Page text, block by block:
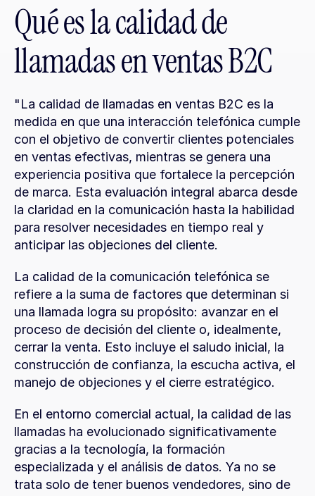
Qué es la calidad de
llamadas en ventas B2C
"La calidad de llamadas en ventas B2C es la
medida en que una interacción telefónica cumple
con el objetivo de convertir clientes potenciales
en ventas efectivas, mientras se genera una
experiencia positiva que fortalece la percepción
de marca. Esta evaluación integral abarca desde
la claridad en la comunicación hasta la habilidad
para resolver necesidades en tiempo real y
anticipar las objeciones del cliente.
La calidad de la comunicación telefónica se
refiere a la suma de factores que determinan si
una llamada logra su propósito: avanzar en el
proceso de decisión del cliente o, idealmente,
cerrar la venta. Esto incluye el saludo inicial, la
construcción de confianza, la escucha activa, el
manejo de objeciones y el cierre estratégico.
En el entorno comercial actual, la calidad de las
llamadas ha evolucionado significativamente
gracias a la tecnología, la formación
especializada y el análisis de datos. Ya no se
trata solo de tener buenos vendedores, sino de